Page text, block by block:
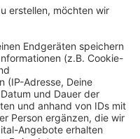
entstehen
wieder fit für den
Wuppertaler
mehr beraten und
Jobcenter und auch
der Arbeitslosen,
vermittelt